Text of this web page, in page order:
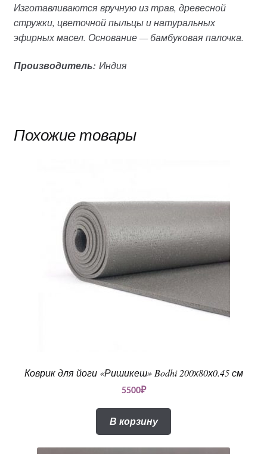
Изготавливаются вручную из трав, древесной
стружки, цветочной пыльцы и натуральных
эфирных масел. Основание — бамбуковая палочка.
Производитель: Индия
Похожие товары
Коврик для йоги «Ришикеш» Bodhi 200х80х0.45 см
5500₽
В корзину